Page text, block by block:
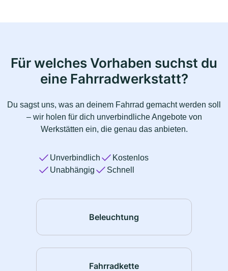
Für welches Vorhaben suchst du
eine Fahrradwerkstatt?
Du sagst uns, was an deinem Fahrrad gemacht werden soll
– wir holen für dich unverbindliche Angebote von
Werkstätten ein, die genau das anbieten.
Unverbindlich
Kostenlos
Unabhängig
Schnell
Beleuchtung
Fahrradkette